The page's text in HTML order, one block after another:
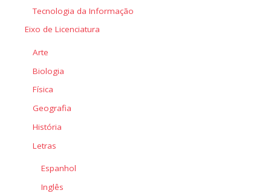
Tecnologia da Informação
Eixo de Licenciatura
Arte
Biologia
Física
Geografia
História
Letras
Espanhol
Inglês